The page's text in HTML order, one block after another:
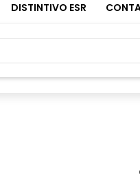
DISTINTIVO ESR